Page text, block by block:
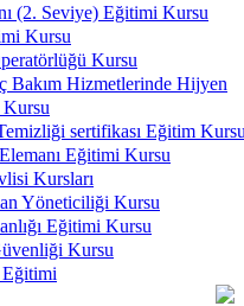
(2. Seviye) Eğitimi Kursu
Kursu
Kursu
Bakım Hizmetlerinde Hijyen
sertifikası Eğitim
Eğitimi Kursu
Kursları
Yöneticiliği Kursu
Eğitimi Kursu
Kursu